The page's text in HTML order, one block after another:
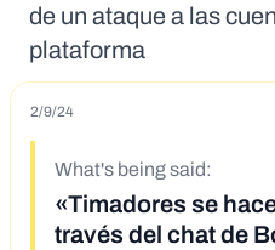
de un ataque a las
plataforma
2/9/24
What's being said:
«Timadores se
través del chat de